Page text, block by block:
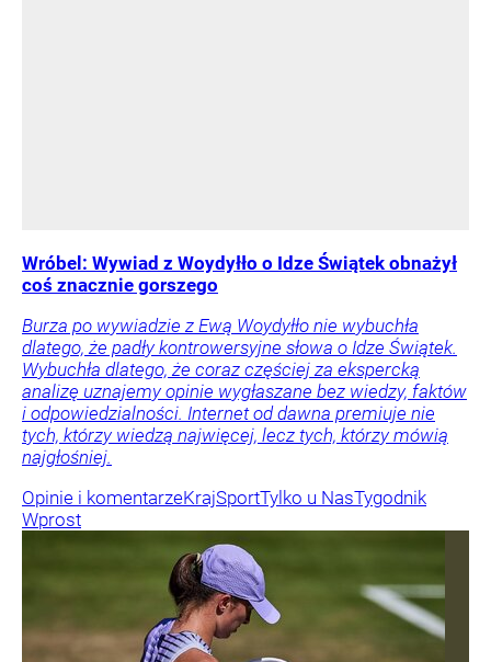
Wróbel: Wywiad z Woydyłło o Idze Świątek obnażył
coś znacznie gorszego
Burza po wywiadzie z Ewą Woydyłło nie wybuchła
dlatego, że padły kontrowersyjne słowa o Idze Świątek.
Wybuchła dlatego, że coraz częściej za ekspercką
analizę uznajemy opinie wygłaszane bez wiedzy, faktów
i odpowiedzialności. Internet od dawna premiuje nie
tych, którzy wiedzą najwięcej, lecz tych, którzy mówią
najgłośniej.
Opinie i komentarzeKrajSportTylko u NasTygodnik
Wprost